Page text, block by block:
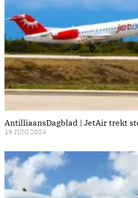
AntilliaansDagblad | JetAir trekt
19 JUNI 2024